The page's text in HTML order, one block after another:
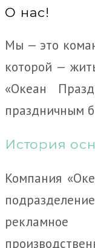
О нас!
Мы — это
которой —
«Океан
праздничным
История
Компания